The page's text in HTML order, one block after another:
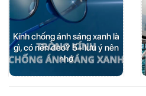
Kính chống ánh sáng xanh là
gì, có nên đeo? 5+ lưu ý nên
nhớ